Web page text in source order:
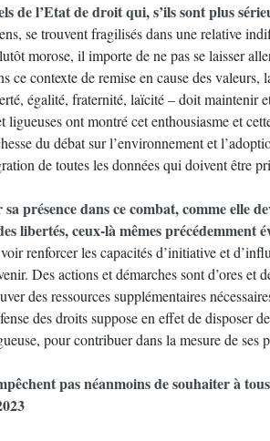
de l’Etat de droit qui, s’ils sont plus
se trouvent fragilisés dans une relative
morose, il importe de ne pas se laisser
ce contexte de remise en cause des
égalité, fraternité, laïcité – doit maintenir
ont montré cet enthousiasme et
du débat sur l’environnement et
de toutes les données qui doivent être
présence dans ce combat, comme elle
libertés, ceux-là mêmes précédemment
renforcer les capacités d’initiative et
Des actions et démarches sont d’ores et
des ressources supplémentaires
des droits suppose en effet de disposer
pour contribuer dans la mesure de
pas néanmoins de souhaiter à